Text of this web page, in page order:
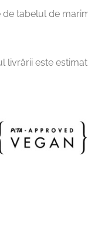
tabelul de
livrării este